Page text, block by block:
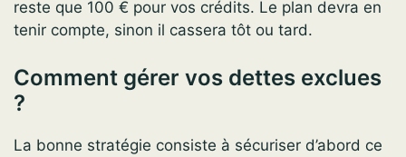
reste que 100 € pour vos crédits. Le plan devra en
tenir compte, sinon il cassera tôt ou tard.
Comment gérer vos dettes exclues
?
La bonne stratégie consiste à sécuriser d’abord ce